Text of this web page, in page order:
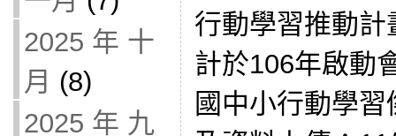
2025 年 十
月 (8)
2025 年 九
行動學習推動
計於106年啟動
國中小行動學